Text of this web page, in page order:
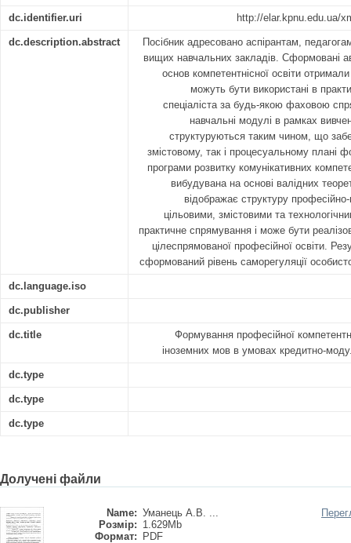
dc.identifier.uri http://elar.kpnu.edu.ua/
dc.description.abstract
Посібник адресовано аспірантам,
вищих навчальних закладів. Сформовані
основ компетентнісної освіти
можуть бути використані в
спеціаліста за будь-якою фаховою
навчальні модулі в рамках
структуруються таким чином, що
змістовому, так і процесуальному плані
програми розвитку комунікативних
вибудувана на основі валідних
відображає структуру професійно-
цільовими, змістовими та
практичне спрямування і може бути
цілеспрямованої професійної освіти.
сформований рівень саморегуляції
dc.language.iso
dc.publisher
dc.title
Формування професійної
іноземних мов в умовах кредитно-
dc.type
dc.type
dc.type
Долучені файли
Name: Уманець А.В. ...
Розмір: 1.629Mb
Формат:
PDF